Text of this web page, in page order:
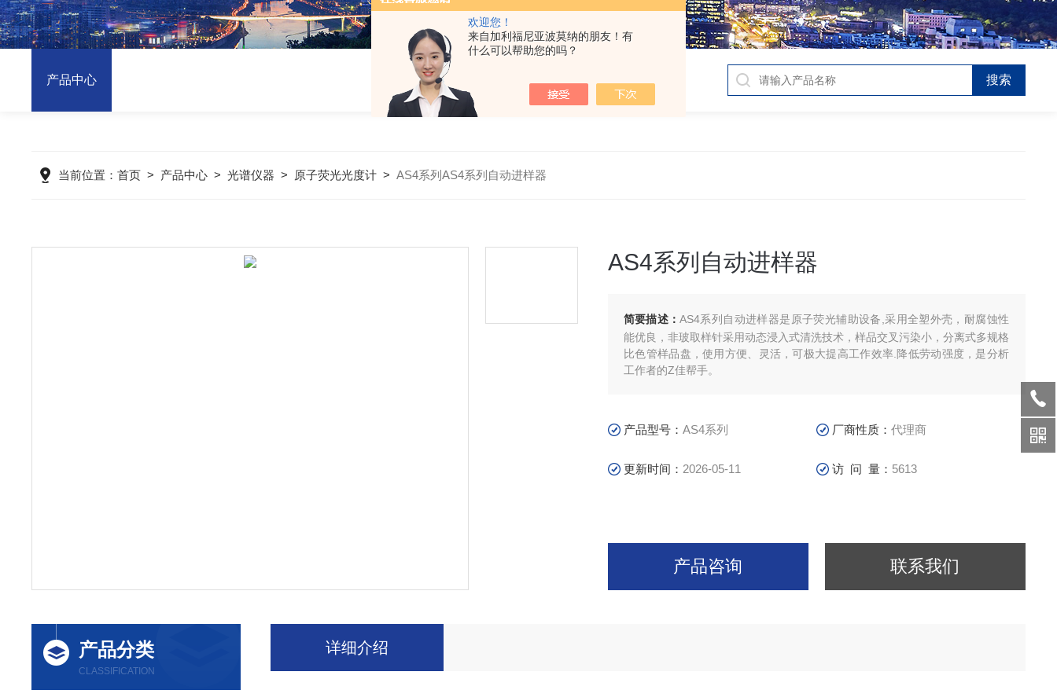
欢迎您！
来自加利福尼亚波莫纳的朋友！有
什么可以帮助您的吗？
产品中心
当前位置：首页 > 产品中心 >光谱仪器 > 原子荧光光度计 >AS4系列AS4系列自动进样器
AS4系列自动进样器
简要描述：AS4系列自动进样器是原子荧光辅助设备,采用全塑外壳，耐腐蚀性
能优良，非玻取样针采用动态浸入式清洗技术，样品交叉污染小，分离式多规格
比色管样品盘，使用方便、灵活，可极大提高工作效率.降低劳动强度，是分析
工作者的Z佳帮手。
产品型号：AS4系列 厂商性质：代理商
更新时间： 2026-05-11 访 问 量： 5613
产品咨询 联系我们
产品分类
CLASSIFICATION
详细介绍